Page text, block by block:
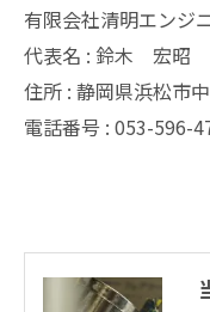
有限会社清明エンジ
代表名 : 鈴木 宏昭
住所 : 静岡県浜松市
電話番号 : 053-596-